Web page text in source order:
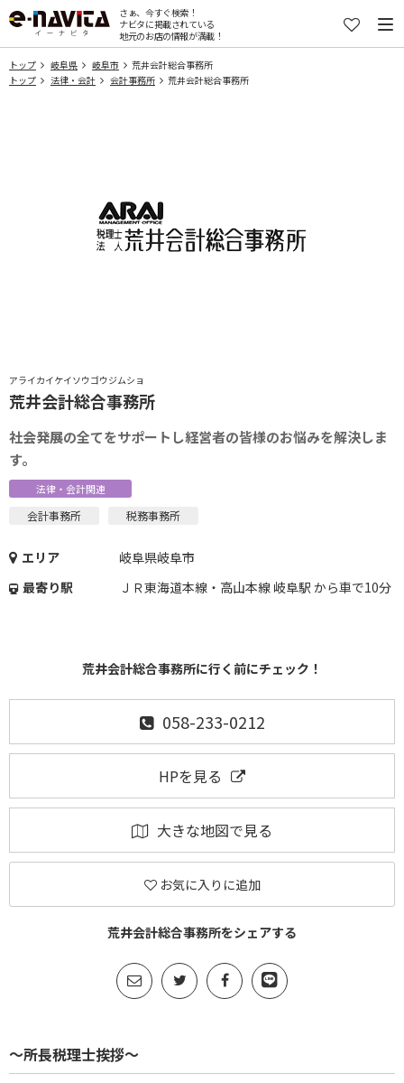
さぁ、今すぐ検索！
ナビタに掲載されている
地元のお店の情報が満載！
トップ 岐阜県 岐阜市
荒井会計総合事務所
トップ
法律・会計 会計事務所 荒井会計総合事務所
アライカイケイソウゴウジムショ
荒井会計総合事務所
社会発展の全てをサポートし経営者の皆様のお悩みを解決しま
す。
法律・会計関連
会計事務所 税務事務所
エリア
岐阜県岐阜市
最寄り駅
ＪＲ東海道本線・高山本線 岐阜駅 から車で10分
荒井会計総合事務所に行く前にチェック！
058-233-0212
HPを見る
大きな地図で見る
お気に入りに追加
荒井会計総合事務所をシェアする
～所長税理士挨拶～